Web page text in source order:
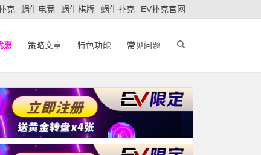
克 蜗牛电竞 蜗牛棋牌 蜗牛扑克 EV扑克官网
惠 策略文章 特色功能 常见问题